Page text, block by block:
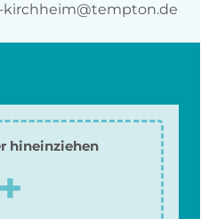
hineinziehen